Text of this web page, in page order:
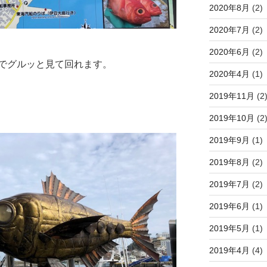
グルッと見て回れます。
2020年8月 (2)
2020年7月 (2)
2020年6月 (2)
2020年4月 (1)
2019年11月 (2)
2019年10月 (2)
2019年9月 (1)
2019年8月 (2)
2019年7月 (2)
2019年6月 (1)
2019年5月 (1)
2019年4月 (4)